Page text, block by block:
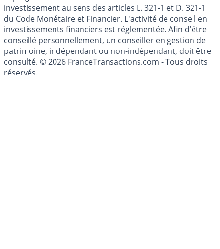
Les articles et commentaires publiés sur le guide de
l'épargne ne sont aucunement des conseils en
investissement au sens des articles L. 321-1 et D. 321-1
du Code Monétaire et Financier. L'activité de conseil en
investissements financiers est réglementée. Afin d'être
conseillé personnellement, un conseiller en gestion de
patrimoine, indépendant ou non-indépendant, doit être